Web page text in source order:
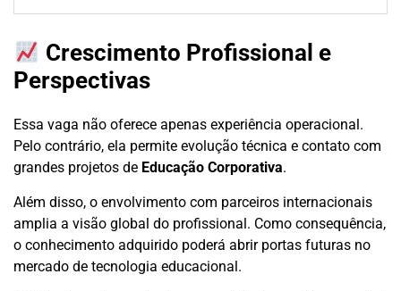
Crescimento Profissional e
Perspectivas
Essa vaga não oferece apenas experiência operacional.
Pelo contrário, ela permite evolução técnica e contato com
grandes projetos de Educação Corporativa.
Além disso, o envolvimento com parceiros internacionais
amplia a visão global do profissional. Como consequência,
o conhecimento adquirido poderá abrir portas futuras no
mercado de tecnologia educacional.